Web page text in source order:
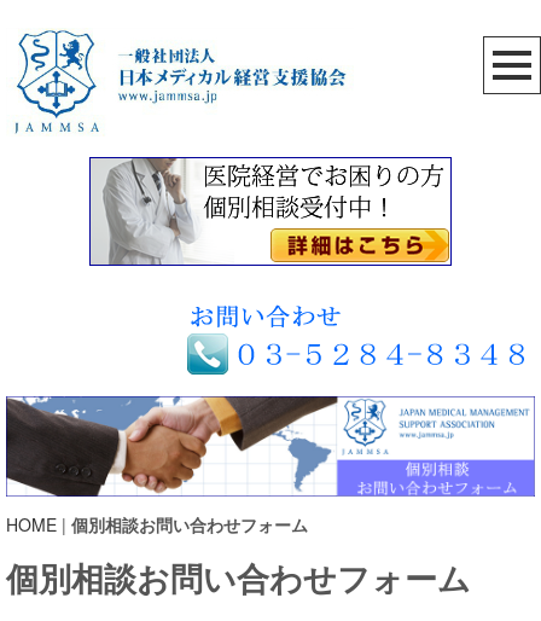
HOME | 個別相談お問い合わせフォーム
個別相談お問い合わせフォーム